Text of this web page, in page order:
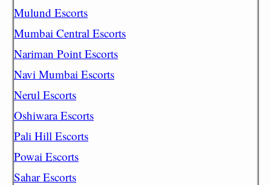
Mulund Escorts
Mumbai Central Escorts
Nariman Point Escorts
Navi Mumbai Escorts
Nerul Escorts
Oshiwara Escorts
Pali Hill Escorts
Powai Escorts
Sahar Escorts